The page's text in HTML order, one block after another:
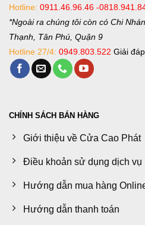
Hotline: 0911.46.96.46 -
*Ngoài ra chúng tôi còn có Chi
Thạnh, Tân Phú, Quận 9
Hotline 27/4: 0949.803.522 Giải
CHÍNH SÁCH BÁN HÀNG
Giới thiệu về Cửa Cao Phát
Điều khoản sử dụng dịch vụ
Hướng dẫn mua hàng
Hướng dẫn thanh toán